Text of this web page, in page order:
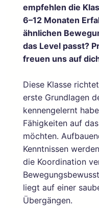
empfehlen die
6–12 Monaten
ähnlichen
das Level passt?
freuen uns auf
Diese Klasse
erste Grundlagen
kennengelernt
Fähigkeiten auf
möchten.
Kenntnissen
die Koordination
liegt auf einer
Übergängen.